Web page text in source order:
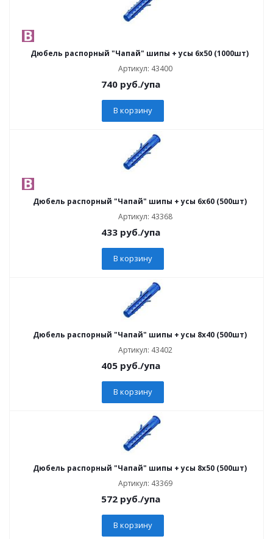
Дюбель распорный "Чапай" шипы + усы 6х50 (1000шт)
Артикул: 43400
740руб./упа
В корзину
Дюбель распорный "Чапай" шипы + усы 6х60 (500шт)
Артикул: 43368
433руб./упа
В корзину
Дюбель распорный "Чапай" шипы + усы 8х40 (500шт)
Артикул: 43402
405руб./упа
В корзину
Дюбель распорный "Чапай" шипы + усы 8х50 (500шт)
Артикул: 43369
572руб./упа
В корзину